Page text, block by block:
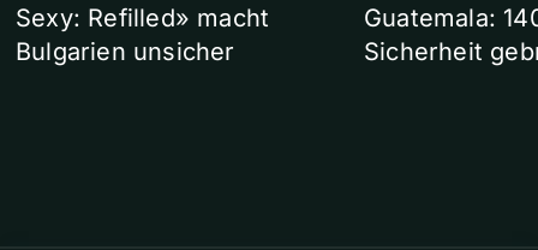
Sexy: Refilled» macht
Bulgarien unsicher
Guatemala:
Sicherheit